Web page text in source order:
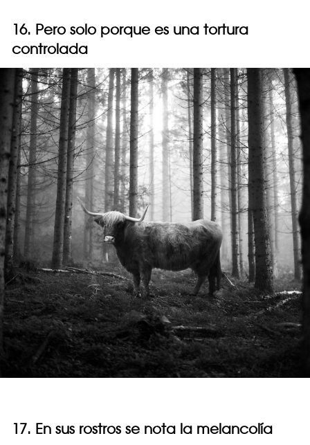
16. Pero solo porque es una tortura
controlada
17. En sus rostros se nota la melancolía